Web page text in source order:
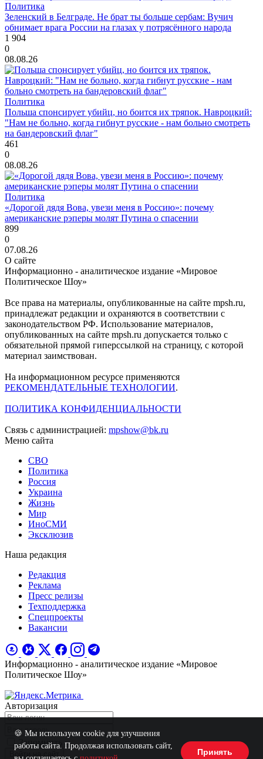
Политика
Зеленский в Белграде. Не брат ты больше сербам: Вучич
обнимает врага России на глазах у потрясённого народа
1 904
0
08.08.26
Политика
Польша спонсирует убийц, но боится их тряпок. Навроцкий:
"Нам не больно, когда гибнут русские - нам больно смотреть
на бандеровский флаг"
461
0
08.08.26
Политика
«Дорогой дядя Вова, увези меня в Россию»: почему
американские рэперы молят Путина о спасении
899
0
07.08.26
О сайте
Информационно - аналитическое издание «Мировое
Политическое Шоу»
Все права на материалы, опубликованные на сайте mpsh.ru,
принадлежат редакции и охраняются в соответствии с
законодательством РФ. Использование материалов,
опубликованных на сайте mpsh.ru допускается только с
обязательной прямой гиперссылкой на страницу, с которой
материал заимствован.
На информационном ресурсе применяются
РЕКОМЕНДАТЕЛЬНЫЕ ТЕХНОЛОГИИ.
ПОЛИТИКА КОНФИДЕНЦИАЛЬНОСТИ
Связь с администрацией: mpshow@bk.ru
Меню сайта
СВО
Политика
Россия
Украина
Жизнь
Мир
ИноСМИ
Эксклюзив
Наша редакция
Редакция
Реклама
Пресс релизы
Техподдержка
Спецпроекты
Вакансии
Информационно - аналитическое издание «Мировое
Политическое Шоу»
Авторизация
Запомнить
🍪 Мы используем cookie для улучшения
работы сайта. Продолжая использовать сайт,
Принять